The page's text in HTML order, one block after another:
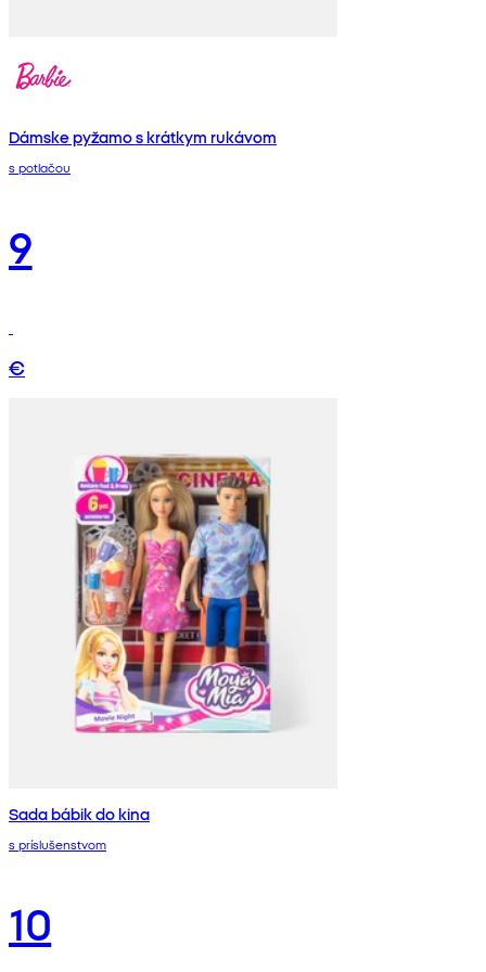
Dámske pyžamo s krátkym rukávom
s potlačou
9
€
Sada bábik do kina
s príslušenstvom
10